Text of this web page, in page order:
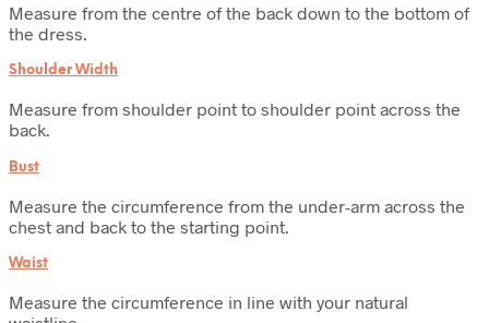
Measure from the centre of the back down to the bottom of
the dress.
Shoulder Width
Measure from shoulder point to shoulder point across the
back.
Bust
Measure the circumference from the under-arm across the
chest and back to the starting point.
Waist
Measure the circumference in line with your natural